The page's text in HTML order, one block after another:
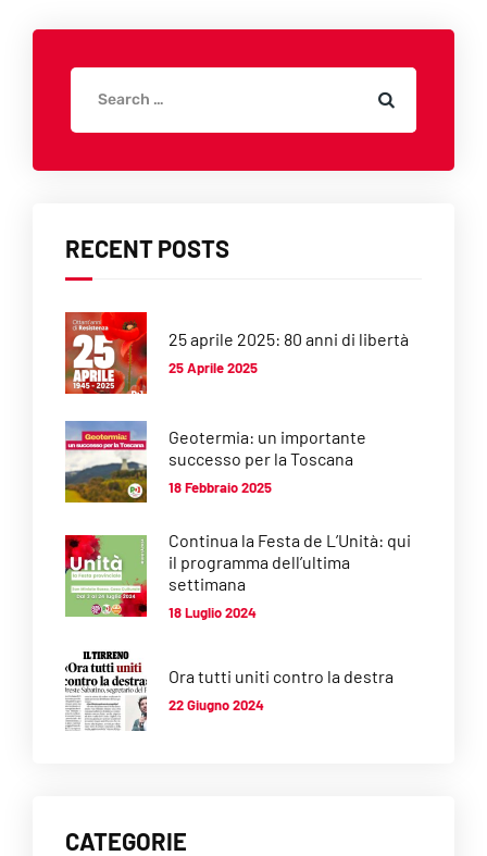
RECENT POSTS
25 aprile 2025: 80 anni di libertà
25 Aprile 2025
Geotermia: un importante
successo per la Toscana
18 Febbraio 2025
Continua la Festa de L’Unità: qui
il programma dell’ultima
settimana
18 Luglio 2024
Ora tutti uniti contro la destra
22 Giugno 2024
CATEGORIE